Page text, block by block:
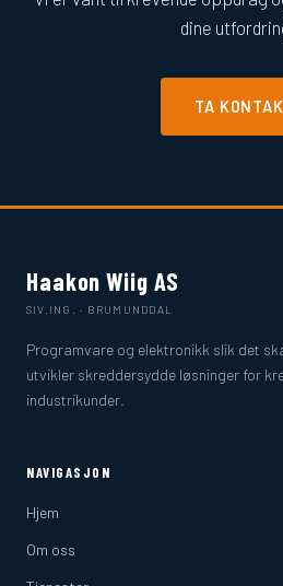
dine
TA
Haakon Wiig AS
SIV.ING. · BRUMUNDDAL
Programvare og elektronikk slik det
utvikler skreddersydde løsninger for
industrikunder.
NAVIGASJON
Hjem
Om oss